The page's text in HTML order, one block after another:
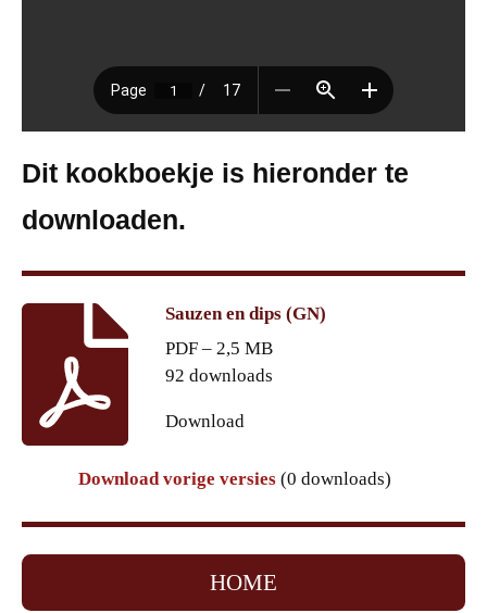
Dit kookboekje is hieronder te
downloaden.
Sauzen en dips (GN)
PDF – 2,5 MB
92 downloads
Download
Download vorige versies (0 downloads)
HOME